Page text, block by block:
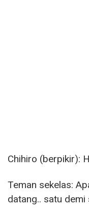
Chihiro (berpikir):
Teman sekelas:
datang.. satu demi